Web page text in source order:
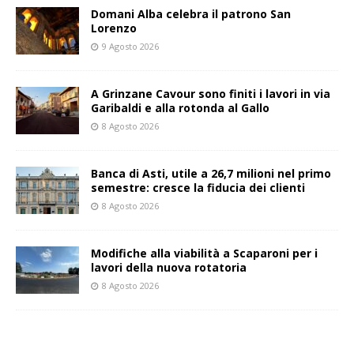
Domani Alba celebra il patrono San
Lorenzo
9 Agosto 2026
A Grinzane Cavour sono finiti i lavori in via
Garibaldi e alla rotonda al Gallo
8 Agosto 2026
Banca di Asti, utile a 26,7 milioni nel primo
semestre: cresce la fiducia dei clienti
8 Agosto 2026
Modifiche alla viabilità a Scaparoni per i
lavori della nuova rotatoria
8 Agosto 2026